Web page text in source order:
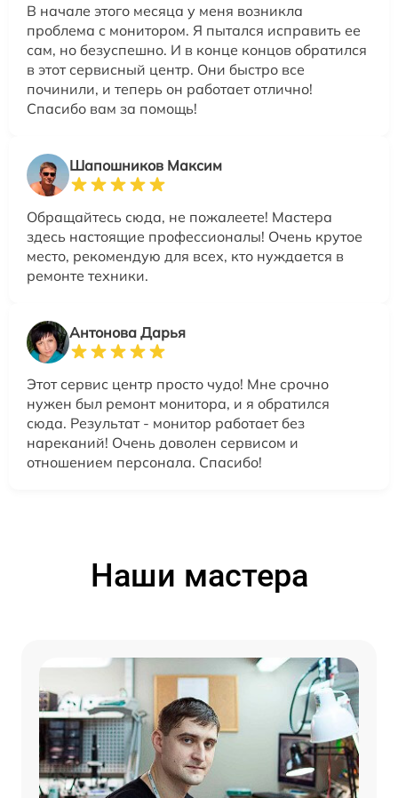
В начале этого месяца у меня возникла
проблема с монитором. Я пытался исправить ее
сам, но безуспешно. И в конце концов обратился
в этот сервисный центр. Они быстро все
починили, и теперь он работает отлично!
Спасибо вам за помощь!
Шапошников Максим
Обращайтесь сюда, не пожалеете! Мастера
здесь настоящие профессионалы! Очень крутое
место, рекомендую для всех, кто нуждается в
ремонте техники.
Антонова Дарья
Этот сервис центр просто чудо! Мне срочно
нужен был ремонт монитора, и я обратился
сюда. Результат - монитор работает без
нареканий! Очень доволен сервисом и
отношением персонала. Спасибо!
Наши мастера